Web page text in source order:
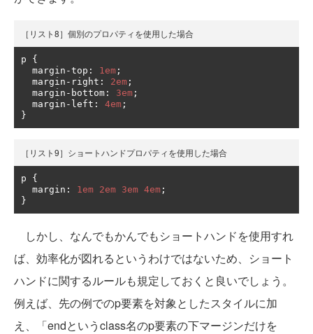
［リスト8］個別のプロパティを使用した場合
p {
  margin
-top : 1em ;
  margin
- right : 2em ;
  margin
- bottom : 3em ;
  margin
- left : 4em ;
}
［リスト9］ショートハンドプロパティを使用した場合
p {
  margin
: 1em 2em 3em 4em ;
}
しかし、なんでもかんでもショートハンドを使用すれ
ば、効率化が図れるというわけではないため、ショート
ハンドに関するルールも規定しておくと良いでしょう。
例えば、先の例でのp要素を対象としたスタイルに加
え、「endというclass名のp要素の下マージンだけを